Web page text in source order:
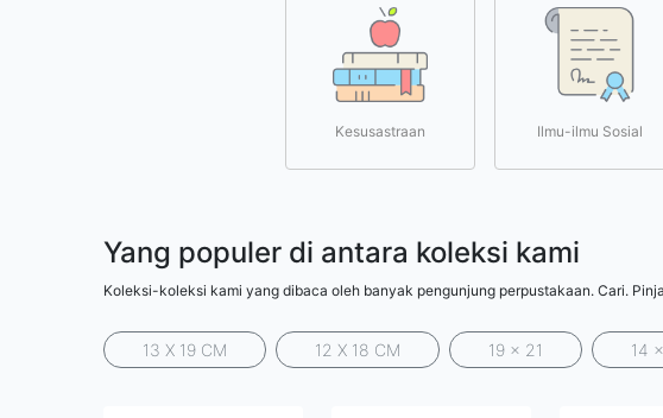
Kesusastraan Ilmu-ilmu Sosial
Yang populer di antara koleksi kami
Koleksi-koleksi kami yang dibaca oleh banyak pengunjung perpustakaan. Cari.
13 X 19 CM 12 X 18 CM 19 x 21 14